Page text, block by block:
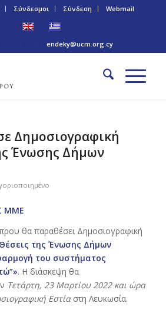
Σύνδεσμοι Σύνδεση Webmail
endeky@ucm.org.cy
Δημοσιογραφική
Ένωσης Δήμων
ΜΜΕ
θα παραθέσει Δημοσιογραφική
της Ένωσης Δήμων
του συστήματος
. Η διάσκεψη θα
Τετάρτη, 23 Μαρτίου 2022 και ώρα
Εστίαστη Λευκωσία.